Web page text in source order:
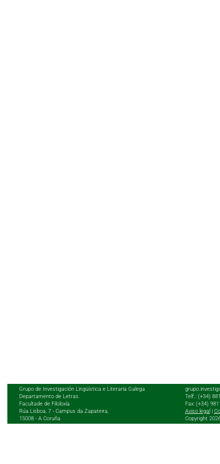
Grupo de Investigación Lingüística e Literaria Galega
Departamento de Letras.
Facultade de Filoloxía
Rúa Lisboa, 7 - Campus da Zapateira,
15008 - A Coruña
Telf.: (+34)
Fax: (+34)
Aviso legal |
Copyright